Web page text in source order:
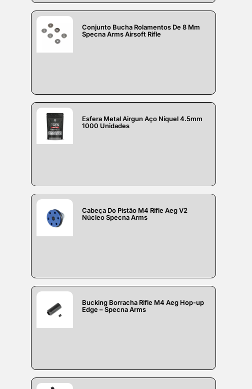
Conjunto Bucha Rolamentos De 8 Mm
Specna Arms Airsoft Rifle
Esfera Metal Airgun Aço Níquel 4.5mm
1000 Unidades
Cabeça Do Pistão M4 Rifle Aeg V2
Núcleo Specna Arms
Bucking Borracha Rifle M4 Aeg Hop-up
Edge – Specna Arms